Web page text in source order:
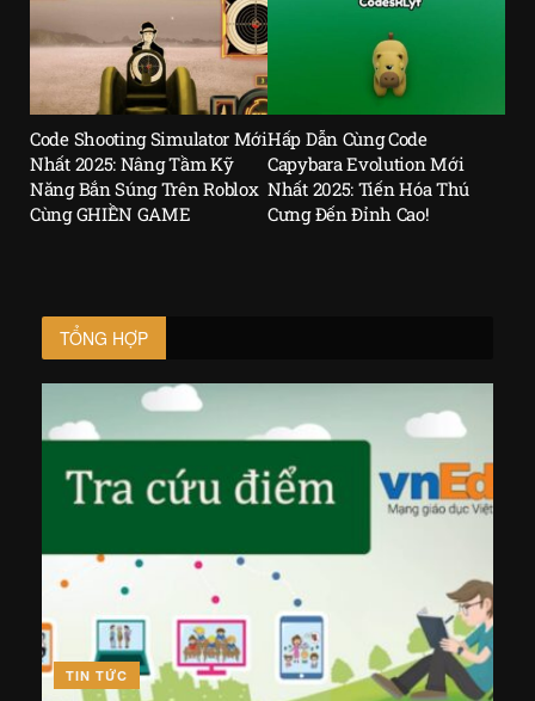
Code Shooting Simulator Mới
Nhất 2025: Nâng Tầm Kỹ
Năng Bắn Súng Trên Roblox
Cùng GHIỀN GAME
Hấp Dẫn Cùng Code
Capybara Evolution Mới
Nhất 2025: Tiến Hóa Thú
Cưng Đến Đỉnh Cao!
TỔNG HỢP
TIN TỨC